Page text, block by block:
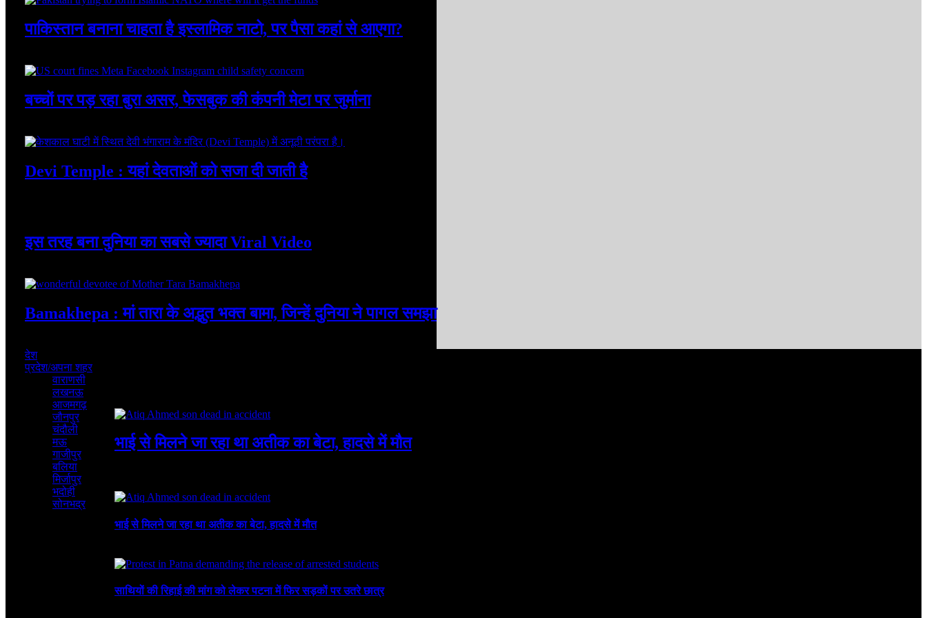
पाकिस्तान बनाना चाहता है इस्लामिक नाटो, पर पैसा कहां से आएगा?
बच्चों पर पड़ रहा बुरा असर, फेसबुक की कंपनी मेटा पर जुर्माना
Devi Temple : यहां देवताओं को सजा दी जाती है
इस तरह बना दुनिया का सबसे ज्यादा Viral Video
Bamakhepa : मां तारा के अद्भुत भक्त बामा, जिन्हें दुनिया ने पागल समझा
देश
प्रदेश/अपना शहर
वाराणसी
लखनऊ
आजमगढ़
जौनपुर
चंदौली
मऊ
गाजीपुर
बलिया
मिर्जापुर
भदोही
सोनभद्र
भाई से मिलने जा रहा था अतीक का बेटा, हादसे में मौत
भाई से मिलने जा रहा था अतीक का बेटा, हादसे में मौत
साथियों की रिहाई की मांग को लेकर पटना में फिर सड़कों पर उतरे छात्र